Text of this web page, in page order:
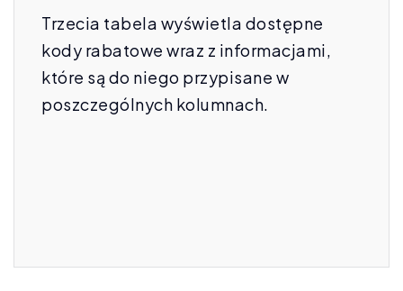
Trzecia tabela wyświetla dostępne
kody rabatowe wraz z informacjami,
które są do niego przypisane w
poszczególnych kolumnach.